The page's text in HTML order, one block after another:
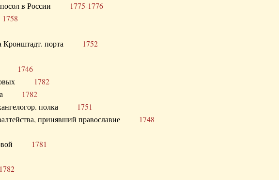
посол в России 1775-1776
1758
Кронштадт. порта 1752
1746
1782
1782
полка 1751
принявший православие 1748
1781